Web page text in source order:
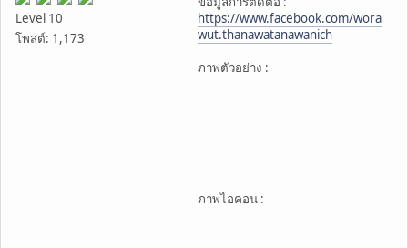
Level 10
โพสต์: 1,173
https://www.facebook.com/wora
wut.thanawatanawanich
ภาพตัวอย่าง :
ภาพไอคอน :